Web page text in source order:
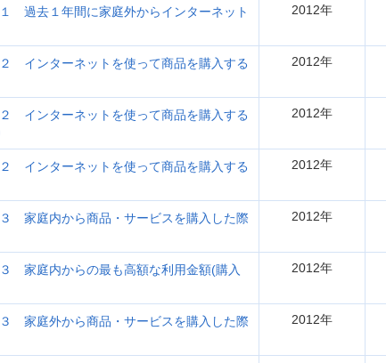
去１年間に家庭外からインターネット
2012年
ンターネットを使って商品を購入する
2012年
ンターネットを使って商品を購入する
2012年
ンターネットを使って商品を購入する
2012年
庭内から商品・サービスを購入した際
2012年
庭内からの最も高額な利用金額(購入
2012年
庭外から商品・サービスを購入した際
2012年